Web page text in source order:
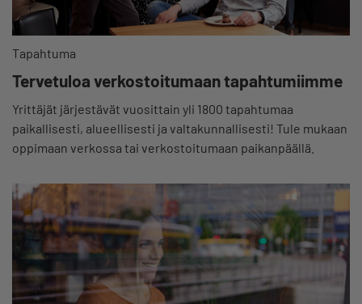
Tapahtuma
Tervetuloa verkostoitumaan tapahtumiimme
Yrittäjät järjestävät vuosittain yli 1800 tapahtumaa
paikallisesti, alueellisesti ja valtakunnallisesti! Tule mukaan
oppimaan verkossa tai verkostoitumaan paikanpäällä.